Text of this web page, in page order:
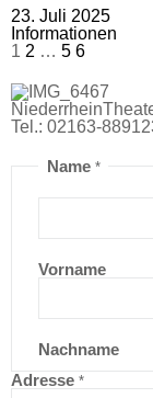
23. Juli 2025
Informationen
1 2 … 5 6
Tel.: 02163-
Name *
Vorname
Nachname
Adresse *